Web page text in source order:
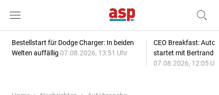
Bestellstart für Dodge Charger: In beiden
Welten auffällig 07.08.2026, 13:51 Uhr
CEO Breakfast:
startet mit Bertrand
07.08.2026, 12:05